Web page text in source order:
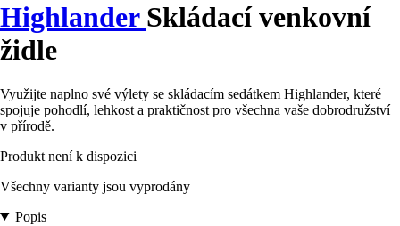
Highlander Skládací venkovní
židle
Využijte naplno své výlety se skládacím sedátkem Highlander, které
spojuje pohodlí, lehkost a praktičnost pro všechna vaše dobrodružství
v přírodě.
Produkt není k dispozici
Všechny varianty jsou vyprodány
Popis